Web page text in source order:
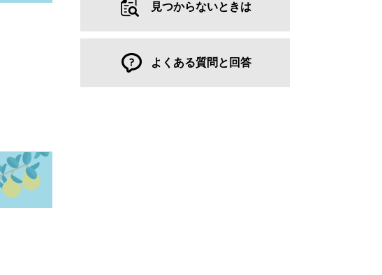
見つからないときは
よくある質問と回答